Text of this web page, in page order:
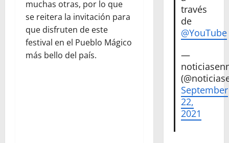
muchas otras, por lo que
se reitera la invitación para
que disfruten de este
festival en el Pueblo Mágico
más bello del país.
través
de
@YouTube
—
September
22,
2021